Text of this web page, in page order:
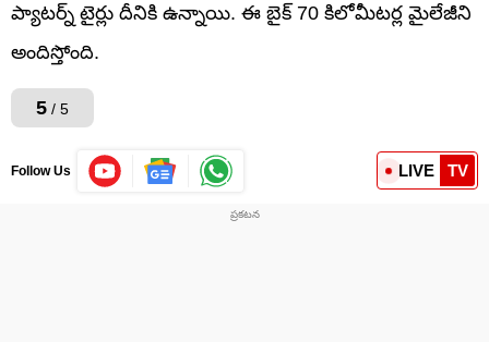
ప్యాటర్న్ టైర్లు దీనికి ఉన్నాయి. ఈ బైక్ 70 కిలోమీటర్ల మైలేజీని
అందిస్తోంది.
5 / 5
Follow Us LIVE TV